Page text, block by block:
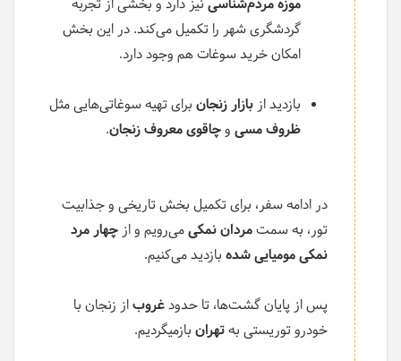
موزه مردم‌شناسی نیز دارد و بخشی از تجربه
گردشگری شهر را تکمیل می‌کند. در این بخش
امکان خرید سوغات هم وجود دارد.
بازدید ازبازار زنجان برای تهیه سوغاتی‌هایی مثل
ظروف مسی وچاقوی معروف زنجان.
در ادامه سفر، برای تکمیل بخش تاریخی و جذابیت
تور، به سمتمردان نمکیمی‌رویم و ازچهار مرد
نمکی مومیایی شده بازدید می‌کنیم.
پس از پایان گشت‌ها، تا حدودغروباز زنجان با
خودرو توریستی بهتهران بازمیگردیم.